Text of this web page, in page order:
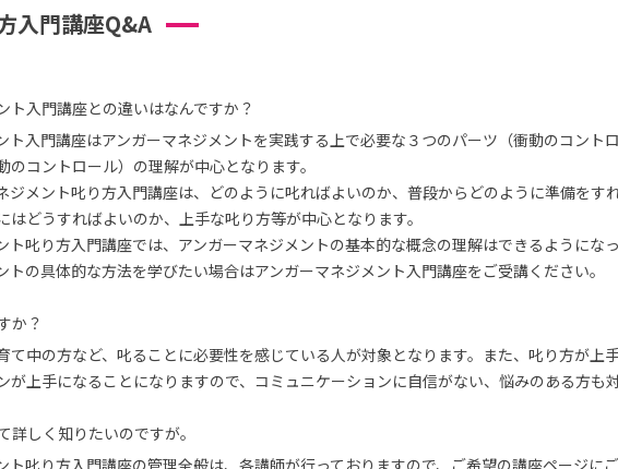
入門講座Q&A
ト入門講座との違いはなんですか？
ト入門講座はアンガーマネジメントを実践する上で必要な３つのパーツ（衝動のコント
のコントロール）の理解が中心となります。
ジメント叱り方入門講座は、どのように叱ればよいのか、普段からどのように準備をすれ
はどうすればよいのか、上手な叱り方等が中心となります。
ト叱り方入門講座では、アンガーマネジメントの基本的な概念の理解はできるようになっ
トの具体的な方法を学びたい場合はアンガーマネジメント入門講座をご受講ください。
か？
て中の方など、叱ることに必要性を感じている人が対象となります。また、叱り方が上
が上手になることになりますので、コミュニケーションに自信がない、悩みのある方も対
詳しく知りたいのですが。
ト叱り方入門講座の管理全般は、各講師が行っておりますので、ご希望の講座ページにご